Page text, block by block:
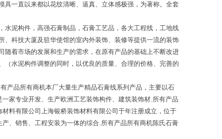
一直以来都以花纹清晰、逼真、立体感极强，为著称。全套
泥构件，高强石膏制品，石膏工艺品，各大工程线，工地线
科技大厦及驻华使馆的室内外装饰、装修等提供一流的装饰
着市场的发展和生产的需求，在原有产品的基础上不断改进
水泥构件调整的同时，以优良的质量、合理的价格、完善的
产品所有商机本厂大量生产精品石膏线系列产品，主要以石
家专业开发、生产欧洲工艺装饰构件、建筑装饰材.所有产品
料有限公司上海银桥装饰材料有限公司于年注册成立，位于
、销售、工程安装为一体的综合.所有产品所有商机陈氏石膏